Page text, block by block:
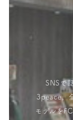
SNSで
3peace。
モデルを